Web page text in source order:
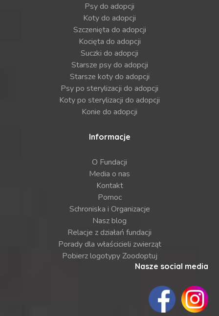
Psy do adopcji
Koty do adopcji
Szczenięta do adopcji
Kocięta do adopcji
Suczki do adopcji
Starsze psy do adopcji
Starsze koty do adopcji
Psy po sterylizacji do adopcji
Koty po sterylizacji do adopcji
Konie do adopcji
Informacje
O Fundacji
Media o nas
Kontakt
Pomoc
Schroniska i Organizacje
Nasz blog
Relacje z działań fundacji
Porady dla właścicieli zwierząt
Pobierz logotypy Zoodoptuj
Nasze social media